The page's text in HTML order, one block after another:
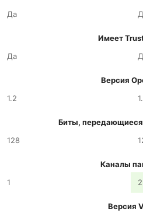
Да
Имеет
Да
Версия
1.2
Биты, передающиеся
128
Каналы
1
2
Версия